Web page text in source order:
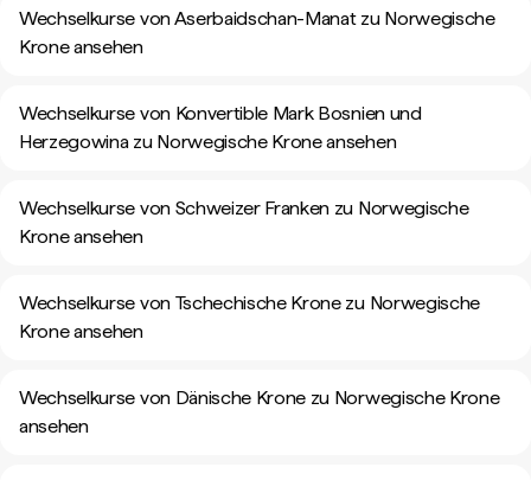
Wechselkurse von Aserbaidschan-Manat zu Norwegische
Krone ansehen
Wechselkurse von Konvertible Mark Bosnien und
Herzegowina zu Norwegische Krone ansehen
Wechselkurse von Schweizer Franken zu Norwegische
Krone ansehen
Wechselkurse von Tschechische Krone zu Norwegische
Krone ansehen
Wechselkurse von Dänische Krone zu Norwegische Krone
ansehen